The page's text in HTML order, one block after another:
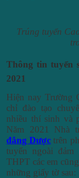
Trúng tuyển
Thông tin tuyển
2021
Hiện nay Trường
chỉ đào tạo
nhiều thí sinh và
Năm 2021 Nhà
đẳng Dược trên
tuyển ngoài
THPT các em
những giấy tờ sau: